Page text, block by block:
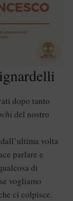
dopo tanto
del nostro
volta
parlare e
di
vogliamo
ci colpisce.